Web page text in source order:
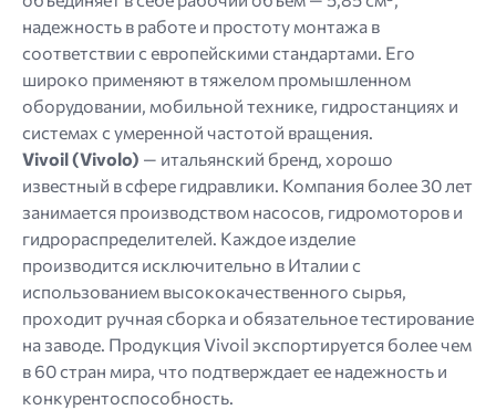
надежность в работе и простоту монтажа в
соответствии с европейскими стандартами. Его
широко применяют в тяжелом промышленном
оборудовании, мобильной технике, гидростанциях и
системах с умеренной частотой вращения.
Vivoil (Vivolo) — итальянский бренд, хорошо
известный в сфере гидравлики. Компания более 30 лет
занимается производством насосов, гидромоторов и
гидрораспределителей. Каждое изделие
производится исключительно в Италии с
использованием высококачественного сырья,
проходит ручная сборка и обязательное тестирование
на заводе. Продукция Vivoil экспортируется более чем
в 60 стран мира, что подтверждает ее надежность и
конкурентоспособность.